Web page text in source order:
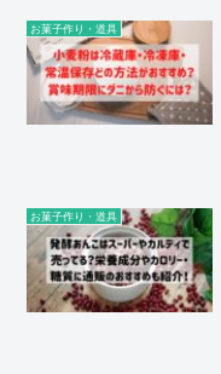
お菓子作り・道具
お菓子作り・道具